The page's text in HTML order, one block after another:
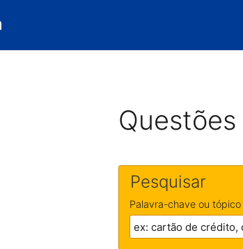
Pesquisar
Palavra-chave ou tópico